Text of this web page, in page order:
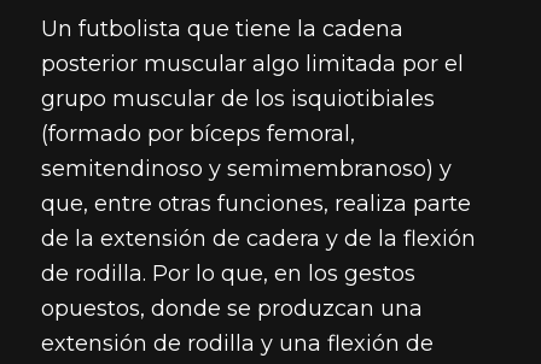
Un futbolista que tiene la cadena
posterior muscular algo limitada por el
grupo muscular de los isquiotibiales
(formado por bíceps femoral,
semitendinoso y semimembranoso) y
que, entre otras funciones, realiza parte
de la extensión de cadera y de la flexión
de rodilla. Por lo que, en los gestos
opuestos, donde se produzcan una
extensión de rodilla y una flexión de